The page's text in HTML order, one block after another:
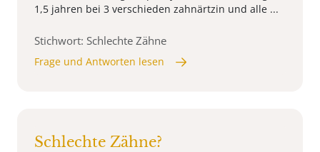
1,5 jahren bei 3 verschieden zahnärtzin und alle ...
Stichwort: Schlechte Zähne
Frage und Antworten lesen
Schlechte Zähne?